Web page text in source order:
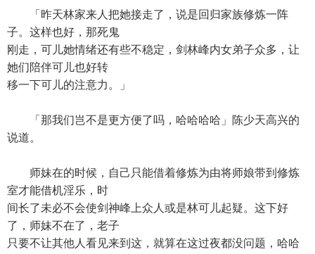
「昨天林家来人把她接走了，说是回归家族修炼一阵
子。这样也好，那死鬼
刚走，可儿她情绪还有些不稳定，剑林峰内女弟子众多，让
她们陪伴可儿也好转
移一下可儿的注意力。」
「那我们岂不是更方便了吗，哈哈哈哈」陈少天高兴的
说道。
师妹在的时候，自己只能借着修炼为由将师娘带到修炼
室才能借机淫乐，时
间长了未必不会使剑神峰上众人或是林可儿起疑。这下好
了，师妹不在了，老子
只要不让其他人看见来到这，就算在这过夜都没问题，哈哈